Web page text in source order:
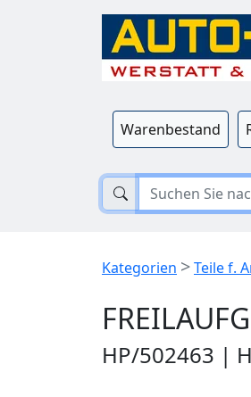
Warenbestand
Kategorien >Teile f.
HP/502463 |